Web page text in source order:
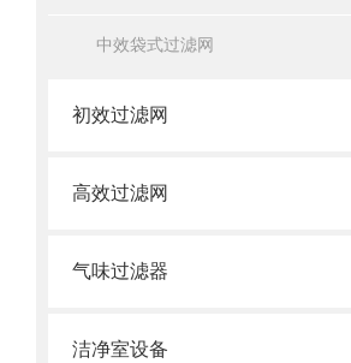
中效袋式过滤网
初效过滤网
高效过滤网
气味过滤器
洁净室设备